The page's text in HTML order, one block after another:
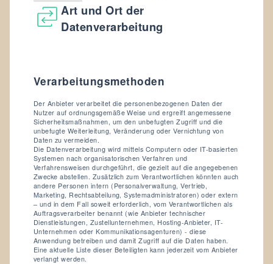
Art und Ort der
Datenverarbeitung
Verarbeitungsmethoden
Der Anbieter verarbeitet die personenbezogenen Daten der
Nutzer auf ordnungsgemäße Weise und ergreift angemessene
Sicherheitsmaßnahmen, um den unbefugten Zugriff und die
unbefugte Weiterleitung, Veränderung oder Vernichtung von
Daten zu vermeiden.
Die Datenverarbeitung wird mittels Computern oder IT-basierten
Systemen nach organisatorischen Verfahren und
Verfahrensweisen durchgeführt, die gezielt auf die angegebenen
Zwecke abstellen. Zusätzlich zum Verantwortlichen könnten auch
andere Personen intern (Personalverwaltung, Vertrieb,
Marketing, Rechtsabteilung, Systemadministratoren) oder extern
– und in dem Fall soweit erforderlich, vom Verantwortlichen als
Auftragsverarbeiter benannt (wie Anbieter technischer
Dienstleistungen, Zustellunternehmen, Hosting-Anbieter, IT-
Unternehmen oder Kommunikationsagenturen) - diese
Anwendung betreiben und damit Zugriff auf die Daten haben.
Eine aktuelle Liste dieser Beteiligten kann jederzeit vom Anbieter
verlangt werden.